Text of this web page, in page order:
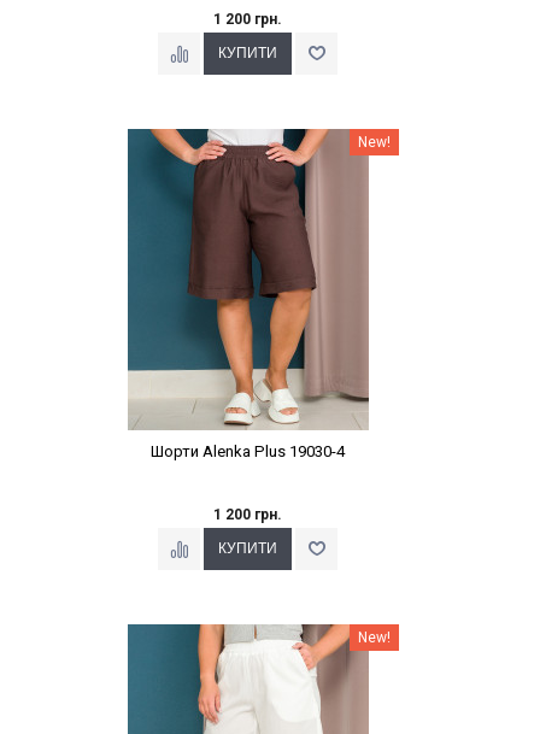
1 200 грн.
Наклейки Варіант з % New!
Шорти Alenka Plus 19030-4
1 200 грн.
Наклейки Варіант з % New!